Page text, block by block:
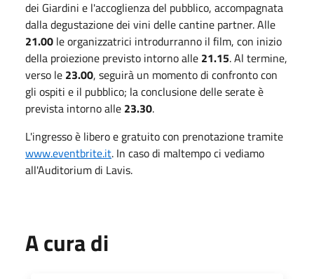
dei Giardini e l'accoglienza del pubblico, accompagnata
dalla degustazione dei vini delle cantine partner. Alle
21.00 le organizzatrici introdurranno il film, con inizio
della proiezione previsto intorno alle 21.15. Al termine,
verso le 23.00, seguirà un momento di confronto con
gli ospiti e il pubblico; la conclusione delle serate è
prevista intorno alle 23.30.
L'ingresso è libero e gratuito con prenotazione tramite
www.eventbrite.it. In caso di maltempo ci vediamo
all'Auditorium di Lavis.
A cura di